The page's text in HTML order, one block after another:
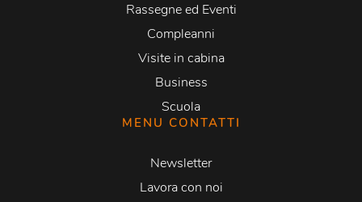
Rassegne ed Eventi
Compleanni
Visite in cabina
Business
Scuola
MENU CONTATTI
Newsletter
Lavora con noi